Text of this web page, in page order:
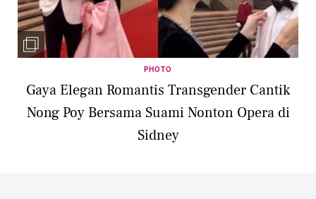
PHOTO
Gaya Elegan Romantis Transgender Cantik
Nong Poy Bersama Suami Nonton Opera di
Sidney